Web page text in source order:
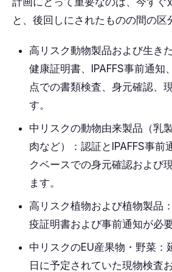
と、後回しにされたものの間の区
高リスク動物製品および生き
健康証明書、IPAFFS事前通知
点での書類検査、身元確認、
す。
中リスクの動物由来製品（乳
肉など）：認証とIPAFFS事前
クベースでの身元確認および
ます。
高リスク植物および植物製品
疫証明書および事前通知が必要
中リスクのEU産果物・野菜：
日に予定されていた現物検査